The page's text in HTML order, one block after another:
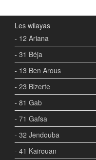
Les wilayas
- 12 Ariana
- 31 Béja
- 13 Ben Arous
- 23 Bizerte
- 81 Gab
- 71 Gafsa
- 32 Jendouba
- 41 Kairouan